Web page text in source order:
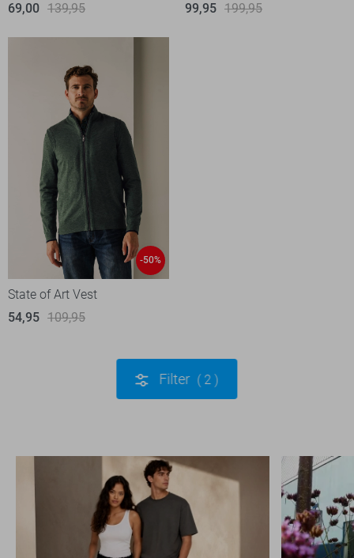
69,00 139,95
99,95 199,95
-50%
State of Art Vest
54,95 109,95
Filter 2